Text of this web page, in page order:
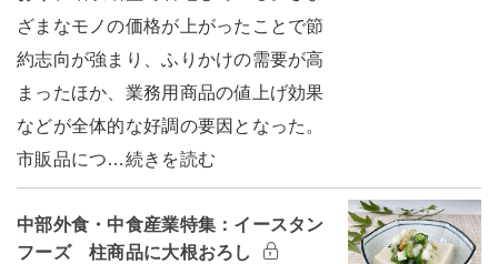
ざまなモノの価格が上がったことで節
約志向が強まり、ふりかけの需要が高
まったほか、業務用商品の値上げ効果
などが全体的な好調の要因となった。
市販品につ…続きを読む
中部外食・中食産業特集：イースタン
フーズ 柱商品に大根おろし